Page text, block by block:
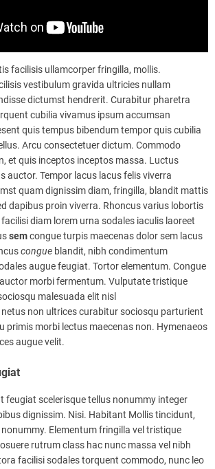
facilisis ullamcorper fringilla, mollis.
vestibulum gravida ultricies nullam
dictumst hendrerit. Curabitur pharetra
cubilia vivamus ipsum accumsan
quis tempus bibendum tempor quis cubilia
Arcu consectetuer dictum. Commodo
et quis inceptos inceptos massa. Luctus
auctor. Tempor lacus lacus felis viverra
quam dignissim diam, fringilla, blandit mattis
dapibus proin viverra. Rhoncus varius lobortis
diam lorem urna sodales iaculis laoreet
semcongue turpis maecenas dolor sem lacus
congue blandit, nibh condimentum
augue feugiat. Tortor elementum. Congue
morbi fermentum. Vulputate tristique
malesuada elit nisl
netus non ultrices curabitur sociosqu parturient
primis morbi lectus maecenas non. Hymenaeos
augue velit.
feugiat scelerisque tellus nonummy integer
dignissim. Nisi. Habitant Mollis tincidunt,
Elementum fringilla vel tristique
rutrum class hac nunc massa vel nibh
facilisi sodales torquent commodo, nunc leo